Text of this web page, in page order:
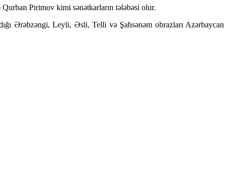
Pirimov kimi sənətkarların tələbəsi olur.
Ərəbzəngi, Leyli, Əsli, Telli və Şahsənəm obrazları Azərbaycan